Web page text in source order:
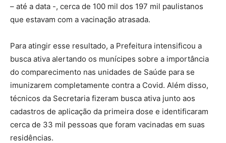
– até a data -, cerca de 100 mil dos 197 mil paulistanos
que estavam com a vacinação atrasada.
Para atingir esse resultado, a Prefeitura intensificou a
busca ativa alertando os munícipes sobre a importância
do comparecimento nas unidades de Saúde para se
imunizarem completamente contra a Covid. Além disso,
técnicos da Secretaria fizeram busca ativa junto aos
cadastros de aplicação da primeira dose e identificaram
cerca de 33 mil pessoas que foram vacinadas em suas
residências.